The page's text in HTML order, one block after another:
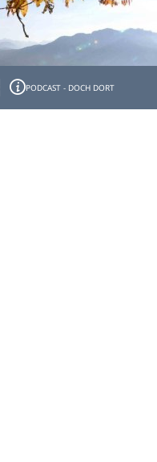
PODCAST - DOCH DORT